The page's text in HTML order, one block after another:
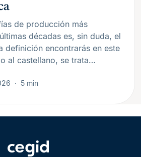
de producción más
décadas es, sin duda, el
definición encontrarás en este
al castellano, se trata…
5 min